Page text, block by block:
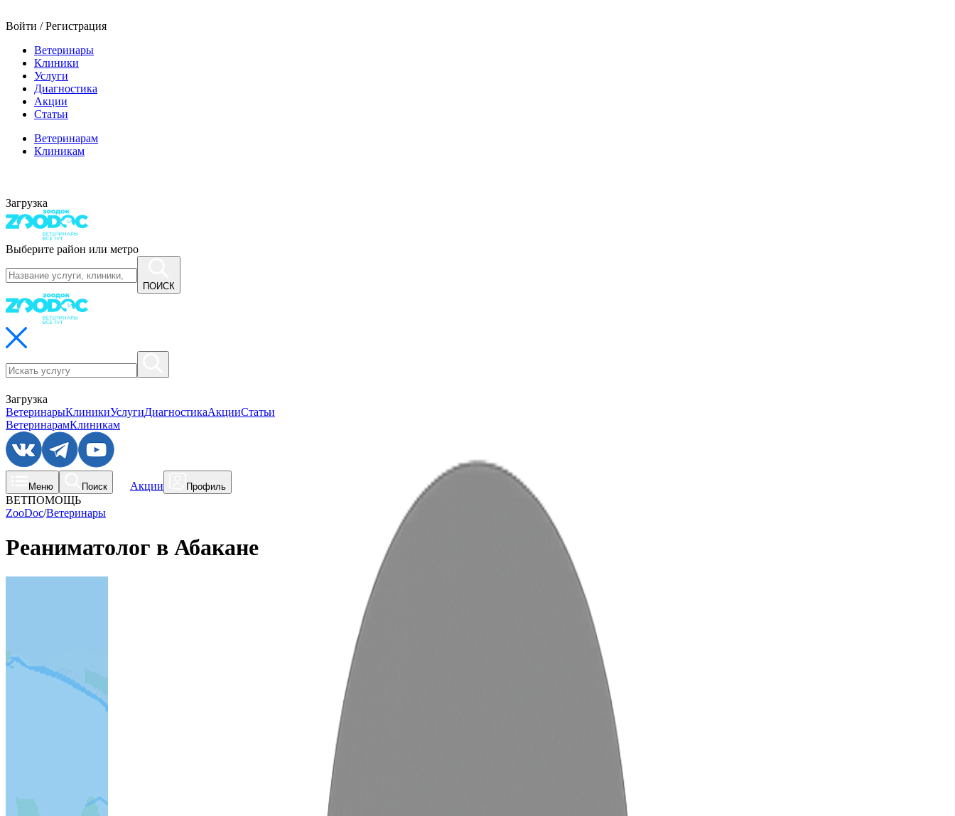
Войти / Регистрация
Ветеринары
Клиники
Услуги
Диагностика
Акции
Статьи
Ветеринарам
Клиникам
Загрузка
Выберите район или метро
ПОИСК
Загрузка
ВетеринарыКлиникиУслугиДиагностикаАкцииСтатьи
ВетеринарамКлиникам
Меню Поиск Акции Профиль
ВЕТПОМОЩЬ
ZooDoc/Ветеринары
Реаниматолог в Абакане